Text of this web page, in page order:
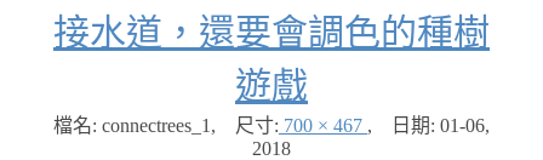
接水道，還要會調色的種樹
遊戲
檔名: connectrees_1 , 尺寸: 700 × 467 , 日期: 01-06,
2018